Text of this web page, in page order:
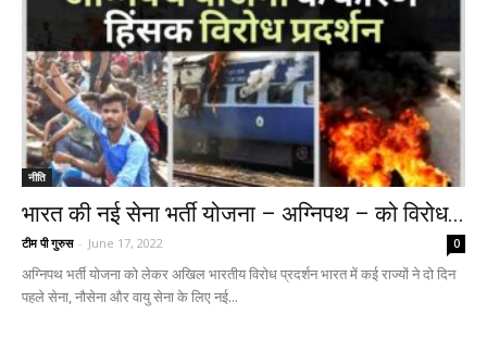
नीति
भारत की नई सेना भर्ती योजना – अग्निपथ – को विरोध...
टीम पी गुरुस - June 17, 2022 0
अग्निपथ भर्ती योजना को लेकर अखिल भारतीय विरोध प्रदर्शन भारत में कई राज्यों ने दो दिन
पहले सेना, नौसेना और वायु सेना के लिए नई...